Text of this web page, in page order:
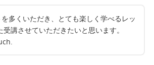
多くいただき、とても楽しく学べるレッ
講させていただきたいと思います。